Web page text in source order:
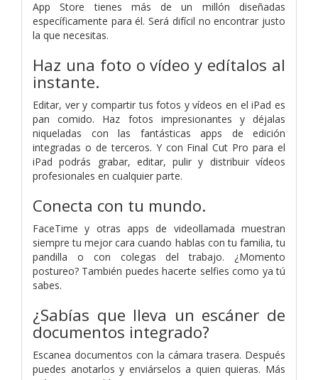
App Store tienes más de un millón diseñadas
específicamente para él. Será difícil no encontrar justo
la que necesitas.
Haz una foto o vídeo y edítalos al
instante.
Editar, ver y compartir tus fotos y vídeos en el iPad es
pan comido. Haz fotos impresionantes y déjalas
niqueladas con las fantásticas apps de edición
integradas o de terceros. Y con Final Cut Pro para el
iPad podrás grabar, editar, pulir y distribuir vídeos
profesionales en cualquier parte.
Conecta con tu mundo.
FaceTime y otras apps de videollamada muestran
siempre tu mejor cara cuando hablas con tu familia, tu
pandilla o con colegas del trabajo. ¿Momento
postureo? También puedes hacerte selfies como ya tú
sabes.
¿Sabías que lleva un escáner de
documentos integrado?
Escanea documentos con la cámara trasera. Después
puedes anotarlos y enviárselos a quien quieras. Más